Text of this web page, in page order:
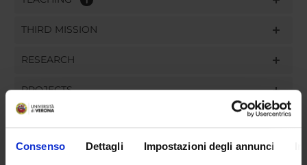
Consenso Dettagli Impostazioni degli annunci
THIRD MISSION
RESEARCH
PROJECTS